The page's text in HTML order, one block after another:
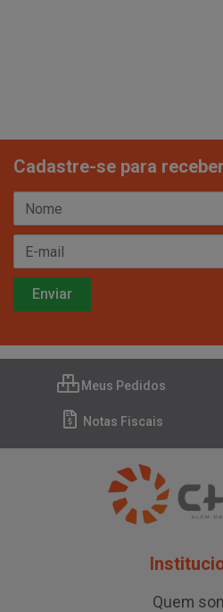
Cadastre-se para
Meus Pedidos
Notas Fiscais
Quem